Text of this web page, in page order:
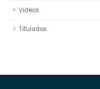
Videos
Titulados